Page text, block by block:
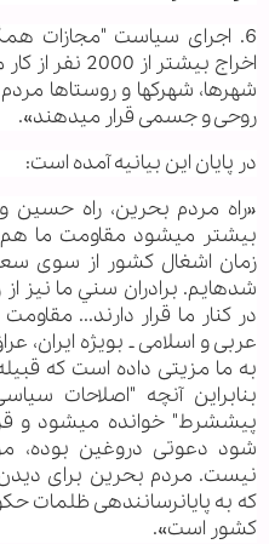
6. اجرای سیاست "مجازات
اخراج بیشتر
شهرها، شهرک‏ها و روستاها
روحی و جسمی قرار می‏دهند».
در پایان این بیانیه آمده است:
«راه مردم بحرين، راه
بیشتر می‏شود مقاومت ما هم
زمان اشغال کشور از سوی
شده‏ایم. برادران سني ما نیز از
در کنار ما قرار دارند...
عربی و اسلامی ـ بویژه ایران،
به ما مزیتی داده است که
بنابراین آنچه "اصلاحات
پیش‏شرط" خوانده می‏شود و
شود دعوتی دروغین بوده،
نیست. مردم بحرین برای
که به پایان‏رساننده‏ی ظلمات
کشور است».